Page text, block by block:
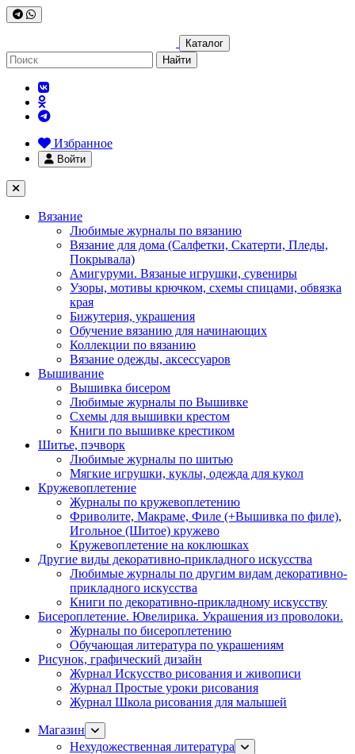
Каталог
Найти
Избранное
Войти
Вязание
Любимые журналы по вязанию
Вязание для дома (Салфетки, Скатерти, Пледы,
Покрывала)
Амигуруми. Вязаные игрушки, сувениры
Узоры, мотивы крючком, схемы спицами, обвязка
края
Бижутерия, украшения
Обучение вязанию для начинающих
Коллекции по вязанию
Вязание одежды, аксессуаров
Вышивание
Вышивка бисером
Любимые журналы по Вышивке
Схемы для вышивки крестом
Книги по вышивке крестиком
Шитье, пэчворк
Любимые журналы по шитью
Мягкие игрушки, куклы, одежда для кукол
Кружевоплетение
Журналы по кружевоплетению
Фриволите, Макраме, Филе (+Вышивка по филе),
Игольное (Шитое) кружево
Кружевоплетение на коклюшках
Другие виды декоративно-прикладного искусства
Любимые журналы по другим видам декоративно-
прикладного искусства
Книги по декоративно-прикладному искусству
Бисероплетение. Ювелирика. Украшения из проволоки.
Журналы по бисероплетению
Обучающая литература по украшениям
Рисунок, графический дизайн
Журнал Искусство рисования и живописи
Журнал Простые уроки рисования
Журнал Школа рисования для малышей
Магазин
Нехудожественная литература